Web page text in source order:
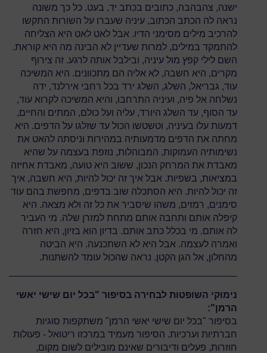
ישנה, צהבהבה, כתובים בכתב יד, בעט. כל כך משונה
נראה לה הכתב הכתוב, עיניה שעברו על השורות התקשו
להרכיב מילים מסימני הדיו. אבל לאט לאט היא הצליחה
להתמקד במילים, למרות שעדיין לא הבינה מה היא קוראת.
השם לילי קפץ מול עיניה, ובילבל אותה לרגע. זה צירוף
מקרים, היא חשבה, לא אליה הם מתכוונים. היא המשיכה
עוד, גבריאל, השלג, השלג ירד בכל רחבי אירלנד, ידה
נשלחה אל פיה, ועיניה התרחבו, והיא המשיכה לקרוא עוד,
עד הסוף, עד השלג היורד, עליה ועל כולם, המתים והחיים,
דמעות עלו בעיניה, וטשטשו הכול עד שזלגו על הדפים. היא
מחתה את הדפים מדמעותיה במהירות וניסתה להאט את
נשימותיה העמוקות, המבוהלות, נוזפת בעצמה על שהיא
מאבדת את המרחק הנכון, ששוב היא טועה, מאבדת אחיזה
במציאות, בשפיות. אבל איך זה יכול להיות, היא חשבה, איך
זה יכול להיות. היא הסתכלה שוב בדפים, מחפשת בהם עוד
סימנים, רמזים, משהו שיסביר את כל זה ולא מצאה. היא
קיפלה אותם ותחבה אותם מתחת למזרן שלה. מי העביר
לה אותם. מי בכלל כתב אותם. בדיון הוא בזיון, היא חזרה
ואמרה לעצמה. אבל היא לא השתכנעה. היא הביטה
מהחלון, אל הגן הקטן. נראה שהכול עומד להשתנות.
נימוקי השופטות לבחירה בסיפור "בכל יום שישי יאשי
הרמן":
בסיפור "בכל יום שישי יאשי הרמן" משתקפות סוגיות
חברתיות וערכיות. הסיפור מעמיד במרכזו ריטואל - פעולות
חוזרות, פעלים ודיבורים שאינם מובילים לשום מקום,